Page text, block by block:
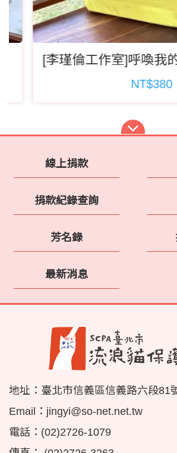
NT$380
線上捐款
捐款紀錄查詢
芳名錄
最新消息
地址： 臺北市信義區信義路六段81
Email： jingyi@so-net.net.tw
電話： (02)2726-1079